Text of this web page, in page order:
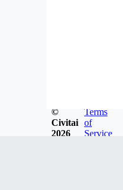
©
Civitai
2026
Terms
of
Service